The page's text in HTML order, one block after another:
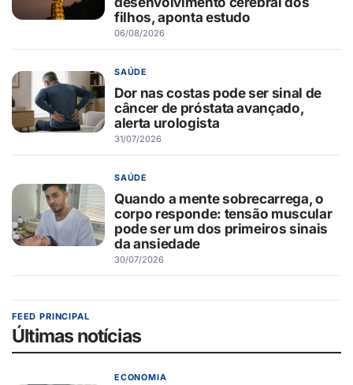
filhos, aponta estudo
06/08/2026
SAÚDE
Dor nas costas pode ser sinal de
câncer de próstata avançado,
alerta urologista
31/07/2026
SAÚDE
Quando a mente sobrecarrega, o
corpo responde: tensão muscular
pode ser um dos primeiros sinais
da ansiedade
30/07/2026
FEED PRINCIPAL
Últimas notícias
ECONOMIA